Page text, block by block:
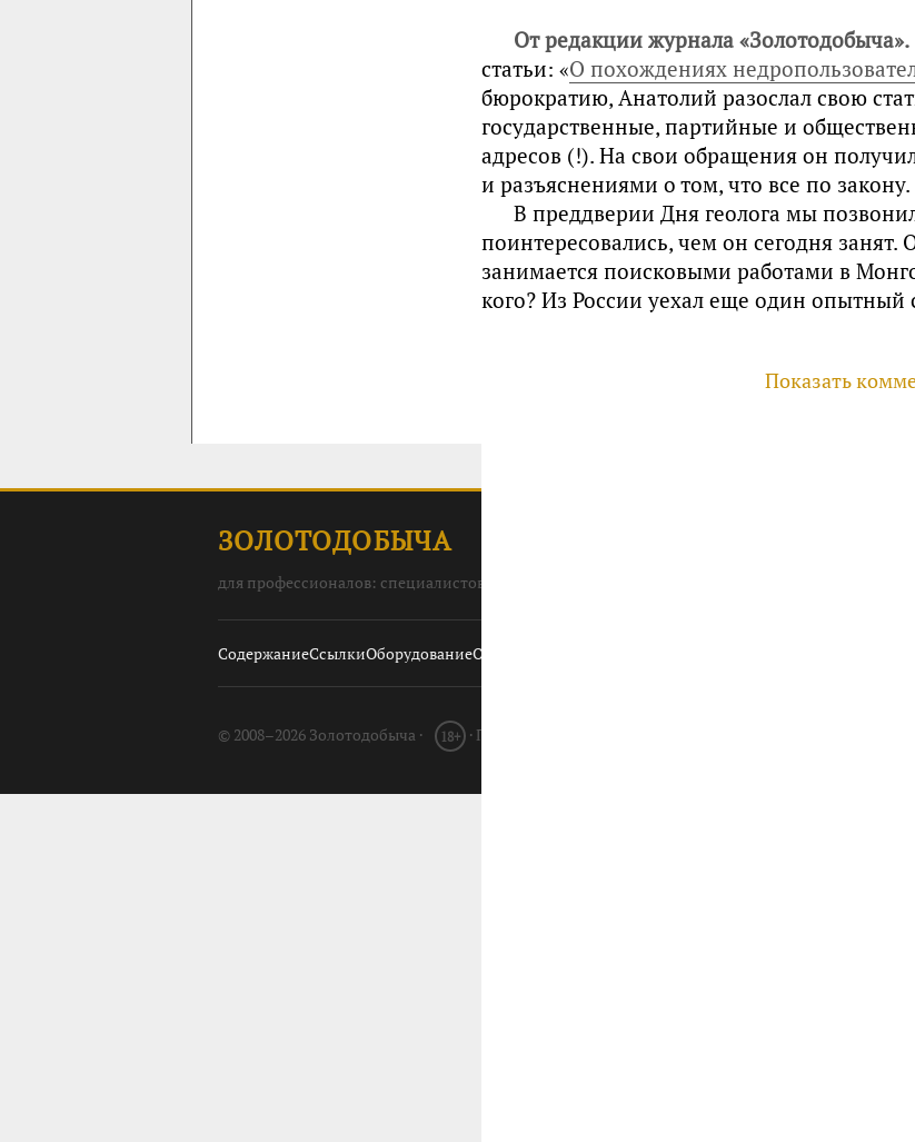
От редакции журнала «Зoлотодобыча».
статьи: «О похождениях
бюрократию, Анатолий разослал свою
государственные, партийные и
адресов (!). На свои обращения он
и разъяснениями о том, что все по закону.
В преддверии Дня геолога мы
поинтересовались, чем он сегодня занят.
занимается поисковыми работами в
кого? Из России уехал еще один опытный
Показать
ЗОЛОТОДОБЫЧА
для профессионалов: специалистов, руководителей, инвесторов
СодержаниеСсылкиОборудованиеО сайте
© 2008–2026 Золотодобыча · 18+ · При использовании материалов гиперссылка обязательна.